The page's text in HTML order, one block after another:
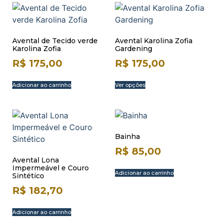
Avental de Tecido verde
Karolina Zofia
R$ 175,00
Adicionar ao carrinho
Avental Karolina Zofia
Gardening
R$ 175,00
Ver opções
Avental Lona
Impermeável e Couro
Sintético
R$ 182,70
Adicionar ao carrinho
Bainha
R$ 85,00
Adicionar ao carrinho